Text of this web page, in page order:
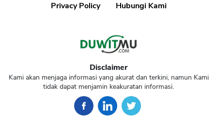
Privacy Policy
Hubungi Kami
Disclaimer
Kami akan menjaga informasi yang akurat dan terkini, namun Kami
tidak dapat menjamin keakuratan informasi.